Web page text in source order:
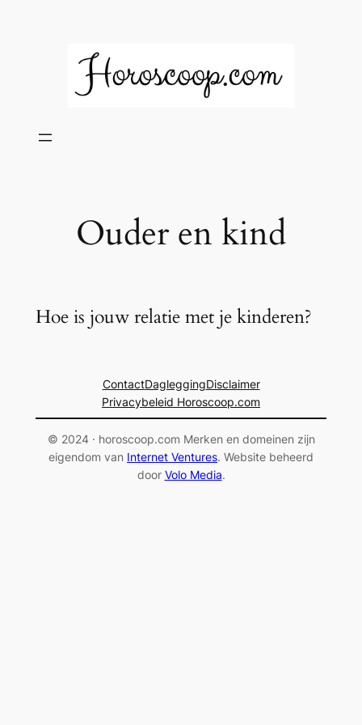
Ouder en kind
Hoe is jouw relatie met je kinderen?
ContactDagleggingDisclaimer
Privacybeleid Horoscoop.com
© 2024 · horoscoop.com Merken en domeinen zijn
eigendom van Internet Ventures. Website beheerd
door Volo Media.